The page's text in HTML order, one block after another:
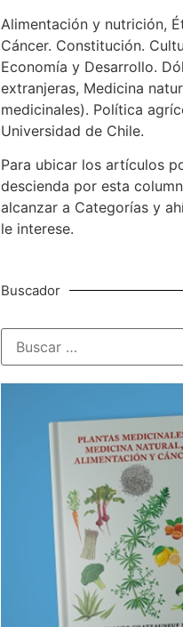
Alimentación y nutrición,
Cáncer. Constitución.
Economía y Desarrollo.
extranjeras, Medicina
medicinales). Política
Universidad de Chile.
Para ubicar los artículos
descienda por esta
alcanzar a Categorías y
le interese.
Buscador